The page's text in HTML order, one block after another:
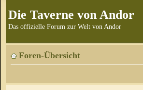
Die Taverne von Andor
Das offizielle Forum zur Welt von Andor
Foren-Übersicht